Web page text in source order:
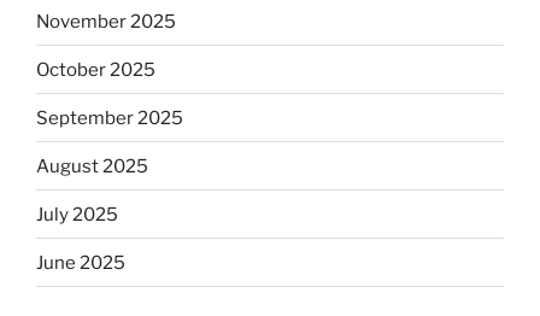
November 2025
October 2025
September 2025
August 2025
July 2025
June 2025